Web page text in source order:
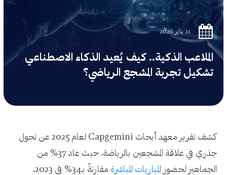
21 يناير 2026
الملاعب الذكية.. كيف يُعيد الذكاء الاصطناعي
تشكيل تجربة المشجع الرياضي؟
كشف تقرير معهد أبحاث Capgemini لعام 2025 عن تحول
جذري في علاقة المشجعين بالرياضة، حيث عاد 37% من
الجماهير لحضور المباريات المباشرة
مقارنةً بـ34% في 2023،